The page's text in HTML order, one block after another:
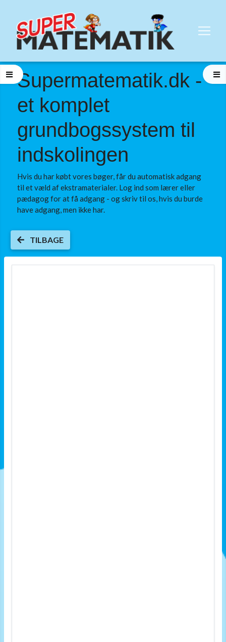
Supermatematik.dk -
et komplet
grundbogssystem til
indskolingen
Hvis du har købt vores bøger, får du automatisk adgang
til et væld af ekstramaterialer. Log ind som lærer eller
pædagog for at få adgang - og skriv til os, hvis du burde
have adgang, men ikke har.
TILBAGE